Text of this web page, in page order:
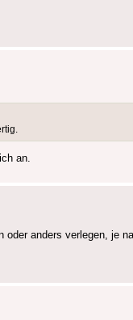
an.
anders verlegen, je